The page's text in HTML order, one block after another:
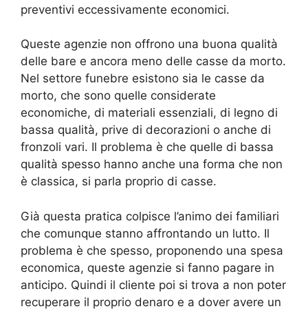
preventivi eccessivamente economici.
Queste agenzie non offrono una buona qualità
delle bare e ancora meno delle casse da morto.
Nel settore funebre esistono sia le casse da
morto, che sono quelle considerate
economiche, di materiali essenziali, di legno di
bassa qualità, prive di decorazioni o anche di
fronzoli vari. Il problema è che quelle di bassa
qualità spesso hanno anche una forma che non
è classica, si parla proprio di casse.
Già questa pratica colpisce l’animo dei familiari
che comunque stanno affrontando un lutto. Il
problema è che spesso, proponendo una spesa
economica, queste agenzie si fanno pagare in
anticipo. Quindi il cliente poi si trova a non poter
recuperare il proprio denaro e a dover avere un